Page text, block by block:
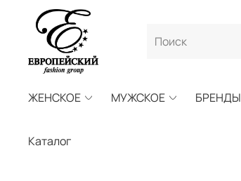
ЖЕНСКОЕ МУЖСКОЕ БРЕНДЫ
Каталог